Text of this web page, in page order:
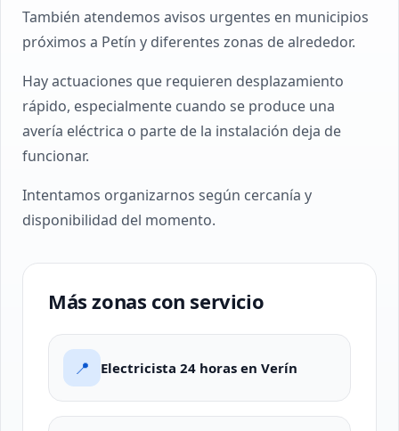
También atendemos avisos urgentes en municipios
próximos a Petín y diferentes zonas de alrededor.
Hay actuaciones que requieren desplazamiento
rápido, especialmente cuando se produce una
avería eléctrica o parte de la instalación deja de
funcionar.
Intentamos organizarnos según cercanía y
disponibilidad del momento.
Más zonas con servicio
📍 Electricista 24 horas en Verín